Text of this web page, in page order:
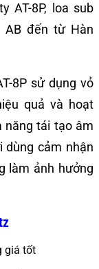
AT-8P, loa sub
AB đến từ Hàn
8P sử dụng vỏ
quả và hoạt
năng tái tạo âm
dùng cảm nhận
làm ảnh hưởng